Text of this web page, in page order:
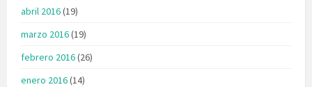
abril 2016(19)
marzo 2016(19)
febrero 2016(26)
enero 2016(14)